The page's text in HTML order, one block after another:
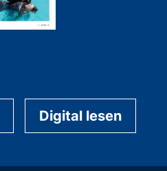
Digital lesen